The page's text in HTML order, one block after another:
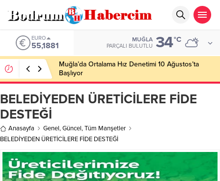
EURO
55,1881
MUĞLA
PARÇALI BULUTLU 34°C
Muğla’da Ortalama Hız Denetimi 10 Ağustos’ta
Başlıyor
BELEDİYEDEN ÜRETİCİLERE FİDE
DESTEĞİ
Anasayfa Genel,Güncel,Tüm Manşetler
BELEDİYEDEN ÜRETİCİLERE FİDE DESTEĞİ